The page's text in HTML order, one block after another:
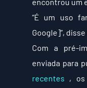
encontrou um
“É um uso
Google]”, disse
Com a pré-
enviada para
recentes , os